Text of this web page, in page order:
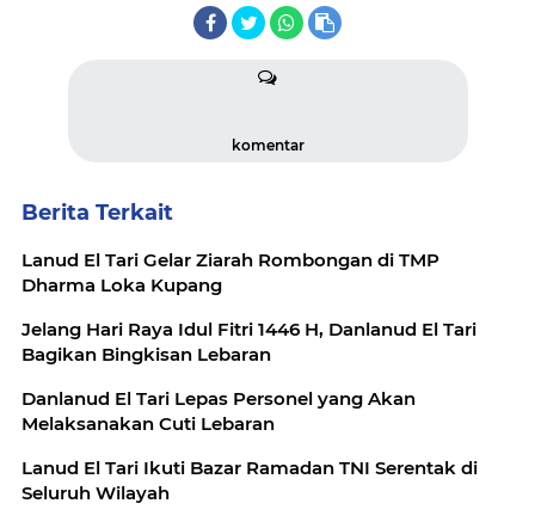
komentar
Berita Terkait
Lanud El Tari Gelar Ziarah Rombongan di TMP
Dharma Loka Kupang
Jelang Hari Raya Idul Fitri 1446 H, Danlanud El Tari
Bagikan Bingkisan Lebaran
Danlanud El Tari Lepas Personel yang Akan
Melaksanakan Cuti Lebaran
Lanud El Tari Ikuti Bazar Ramadan TNI Serentak di
Seluruh Wilayah